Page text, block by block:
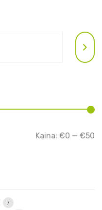
Kaina: €0 — €50
7